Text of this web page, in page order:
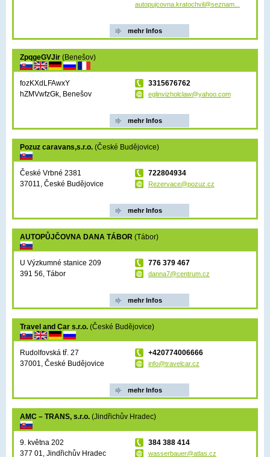
autopujcovna.kratochvil@seznam...
mehr Infos
ZpqgeGVJir (Benešov)
fozKXdLFAwxY
hZMVwfzGk, Benešov
3315676762
eglinvizholclaw@yahoo.com
mehr Infos
Pozuz caravans,s.r.o. (České Budějovice)
České Vrbné 2381
37011, České Budějovice
722804934
Rezervace@pozuz.cz
mehr Infos
AUTOPŮJČOVNA DANA TÁBOR (Tábor)
U Výzkumné stanice 209
391 56, Tábor
776 379 467
danna7@centrum.cz
mehr Infos
Travel and Car s.r.o. (České Budějovice)
Rudolfovská tř. 27
37001, České Budějovice
+420774006666
info@travelcar.cz
mehr Infos
AMC – TRANS, s.r.o. (Jindřichův Hradec)
9. května 202
377 01, Jindřichův Hradec
384 388 414
wasserbauer@atlas.cz